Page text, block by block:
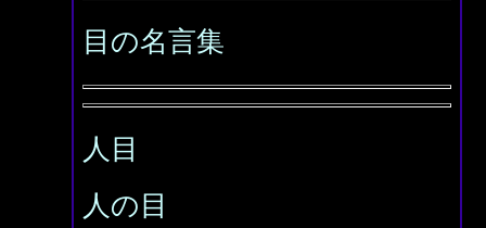
目の名言集
人目
人の目